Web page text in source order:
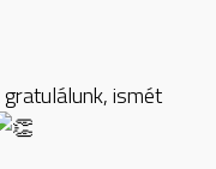
ismét